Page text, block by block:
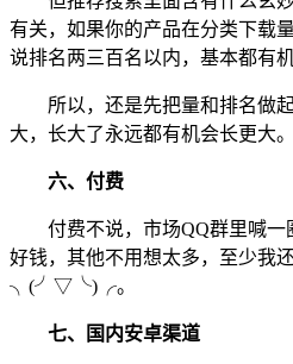
有关，如果你的产品在分类下载
说排名两三百名以内，基本都有
所以，还是先把量和排名做
大，长大了永远都有机会长更大。
六、付费
付费不说，市场QQ群里喊
好钱，其他不用想太多，至少我
╮(╯▽╰)╭。
七、国内安卓渠道